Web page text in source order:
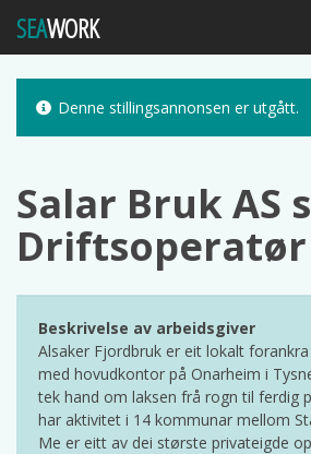
SEAWORK
Denne stillingsannonsen er utgått.
Salar Bruk AS
Driftsoperatør
Beskrivelse av arbeidsgiver
Alsaker Fjordbruk er eit lokalt
med hovudkontor på Onarheim i
tek hand om laksen frå rogn til ferdig
har aktivitet i 14 kommunar mellom
Me er eitt av dei største privateigde